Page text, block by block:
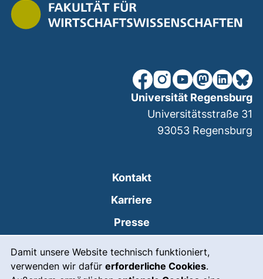
Damit unsere Website technisch funktioniert,
verwenden wir dafür erforderliche Cookies.
unsere Facebook-Seite
unsere Instagram-
unsere YouTube-
unsereunsere
Kontakt
Karriere
Presse
Leichte Sprache
Universität Regensburg
Universitätsstraße 31
93053 Regensburg